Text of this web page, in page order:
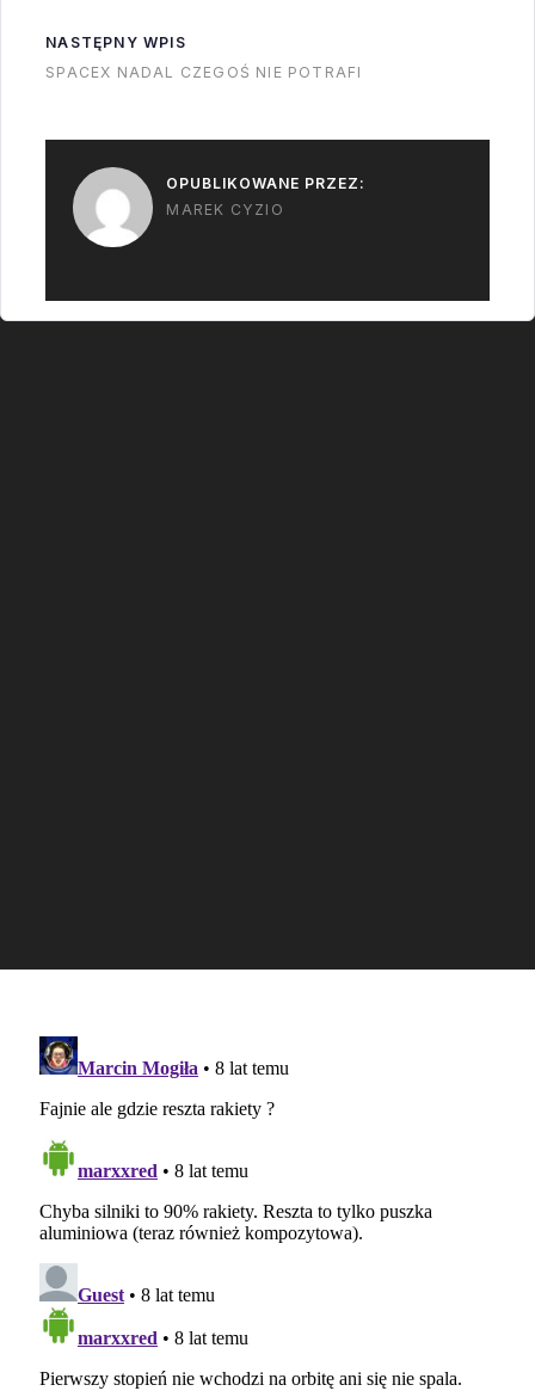
NASTĘPNY WPIS
SPACEX NADAL CZEGOŚ NIE POTRAFI
OPUBLIKOWANE PRZEZ:
MAREK CYZIO